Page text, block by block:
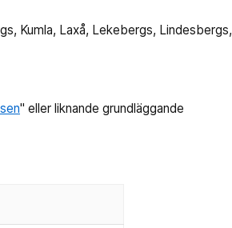
Kumla, Laxå, Lekebergs, Lindesbergs,
" eller liknande grundläggande